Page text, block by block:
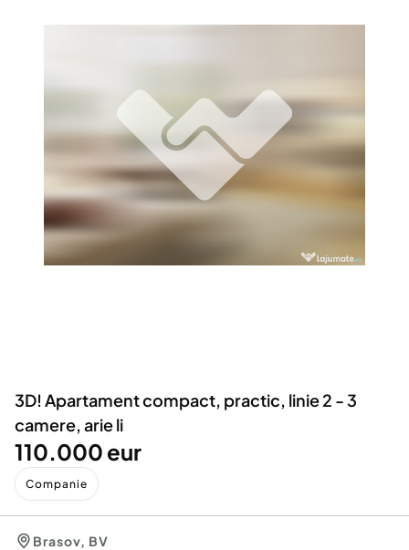
Servicii
Inchiriere Bunuri si Vehicule
3D! Apartament compact, practic, linie 2 - 3
camere, arie li
110.000 eur
Companie
Brasov, BV